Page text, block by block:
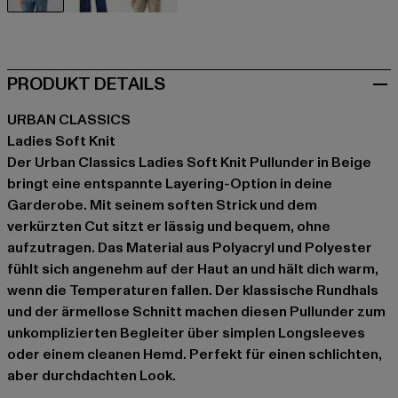
PRODUKT DETAILS
URBAN CLASSICS
Ladies Soft Knit
Der Urban Classics Ladies Soft Knit Pullunder in Beige
bringt eine entspannte Layering-Option in deine
Garderobe. Mit seinem soften Strick und dem
verkürzten Cut sitzt er lässig und bequem, ohne
aufzutragen. Das Material aus Polyacryl und Polyester
fühlt sich angenehm auf der Haut an und hält dich warm,
wenn die Temperaturen fallen. Der klassische Rundhals
und der ärmellose Schnitt machen diesen Pullunder zum
unkomplizierten Begleiter über simplen Longsleeves
oder einem cleanen Hemd. Perfekt für einen schlichten,
aber durchdachten Look.